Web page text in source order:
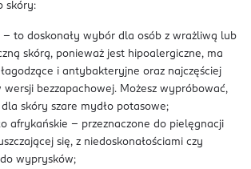
skóry:
– to doskonały wybór dla osób z wrażliwą lub
skórą, ponieważ jest hipoalergiczne, ma
i antybakteryjne oraz najczęściej
bezzapachowej. Możesz wypróbować,
dla skóry szare mydło potasowe;
afrykańskie - przeznaczone do pielęgnacji
się, z niedoskonałościami czy
wyprysków;